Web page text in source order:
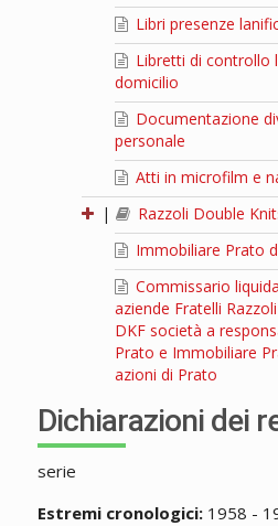
Libri presenze
Libretti di controllo
domicilio
Documentazione
personale
Atti in microfilm e
|
Razzoli Double
Immobiliare Prato
Commissario
aziende Fratelli
DKF società a
Prato e Immobiliare
azioni di Prato
Dichiarazioni dei
serie
Estremi cronologici:1958 -